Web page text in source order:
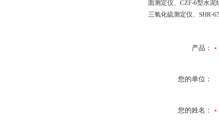
面测定仪、CZF-6型水
三氧化硫测定仪、SHR-
产品：
您的单位：
您的姓名：